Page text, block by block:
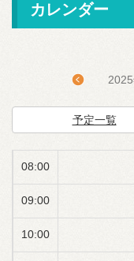
カレンダー
予定一覧
04:00
07:00
08:00
09:00
10:00